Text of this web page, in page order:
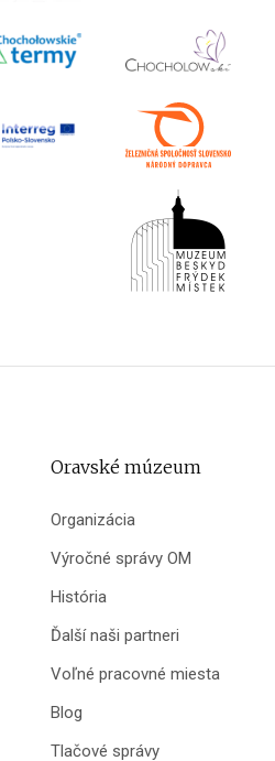
Oravské múzeum
Organizácia
Výročné správy OM
História
Ďalší naši partneri
Voľné pracovné miesta
Blog
Tlačové správy